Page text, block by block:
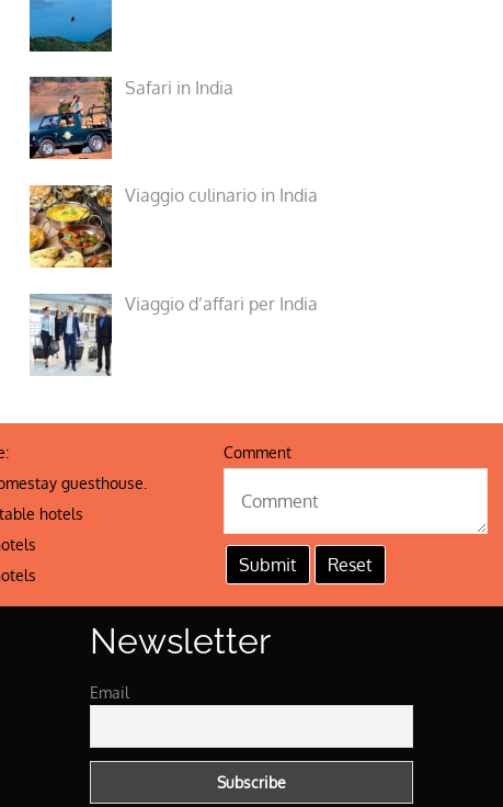
Safari in India
Viaggio culinario in India
Viaggio d’affari per India
guesthouse.
hotels
Comment
Newsletter
Email